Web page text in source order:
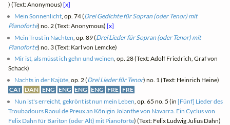
) (Text: Anonymous)[x]
Mein Sonnenlicht, op. 74 (Drei Gedichte für Sopran (oder Tenor) mit
Pianoforte) no. 2 (Text: Anonymous)[x]
Mein Trost in Nächten , op. 89 (Drei Lieder für Sopran (oder Tenor) mit
Pianoforte) no. 3 (Text: Karl von Lemcke)
Mir ist, als müsst ich gehn und weinen, op. 28 (Text: Adolf Friedrich, Graf von
Schack)
Nachts in der Kajüte, op. 2 (Drei Lieder für Tenor) no. 1 (Text: Heinrich Heine)
CAT DAN ENG ENG ENG ENG FRE FRE
Nun ist's erreicht, gekrönt ist nun mein Leben , op. 65 no. 5 (in[Fünf] Lieder des
Troubadours Raoul de Preux an Königin Jolanthe von Navarra. Ein Cyclus von
Felix Dahn für Bariton (oder Alt) mit Pianoforte) (Text: Felix Ludwig Julius Dahn)